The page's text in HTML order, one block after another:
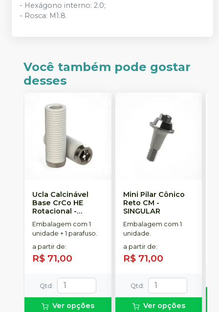
- Hexágono interno: 2.0;
- Rosca: M1.8.
Você também pode gostar
desses
Ucla Calcinável
Base CrCo HE
Rotacional -
SINGULAR
Embalagem com 1
unidade + 1 parafuso.
a partir de:
R$ 71,00
Qtd :
Ver opções
Mini Pilar Cônico
Reto CM -
SINGULAR
Embalagem com 1
unidade.
a partir de:
R$ 71,00
Qtd :
Ver opções